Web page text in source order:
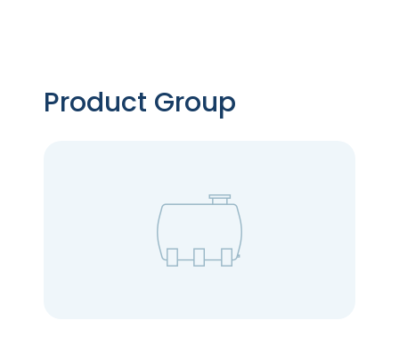
Product Group